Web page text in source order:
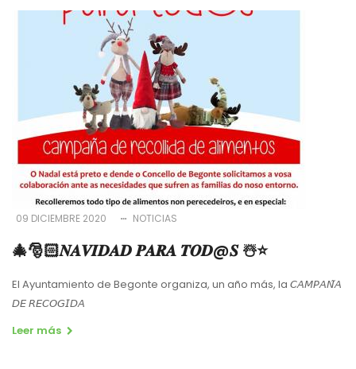
09 DICIEMBRE 2020 NOTICIAS
🎄🎅🏻𝑵𝑨𝑽𝑰𝑫𝑨𝑫 𝑷𝑨𝑹𝑨 𝑻𝑶𝑫@𝑺 ☃️⭐️
El Ayuntamiento de Begonte organiza, un año más, la 𝘊𝘈𝘔𝘗𝘈𝘕𝘈
𝘋𝘌𝘙𝘌𝘊𝘖𝘎𝘐𝘋𝘈
Leer más